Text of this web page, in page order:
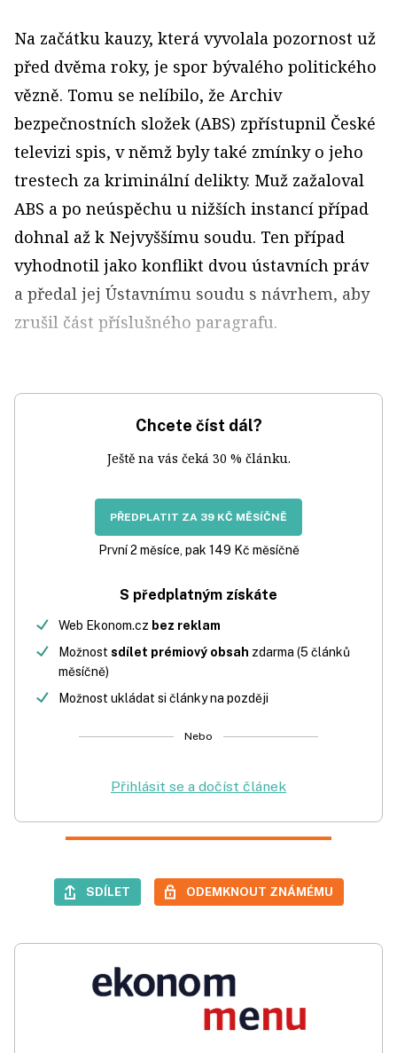
Na začátku kauzy, která vyvolala pozornost už
před dvěma roky, je spor bývalého politického
vězně. Tomu se nelíbilo, že Archiv
bezpečnostních složek (ABS) zpřístupnil České
televizi spis, v němž byly také zmínky o jeho
trestech za kriminální delikty. Muž zažaloval
ABS a po neúspěchu u nižších instancí případ
dohnal až k Nejvyššímu soudu. Ten případ
vyhodnotil jako konflikt dvou ústavních práv
a předal jej Ústavnímu soudu s návrhem, aby
zrušil část příslušného paragrafu.
Chcete číst dál?
Ještě na vás čeká 30 % článku.
PŘEDPLATIT ZA 39 KČ MĚSÍČNĚ
První 2 měsíce, pak 149 Kč měsíčně
S předplatným získáte
Web Ekonom.cz bez reklam
Možnost sdílet prémiový obsah zdarma (5 článků
měsíčně)
Možnost ukládat si články na později
Nebo
Přihlásit se a dočíst článek
SDÍLET ODEMKNOUT ZNÁMÉMU